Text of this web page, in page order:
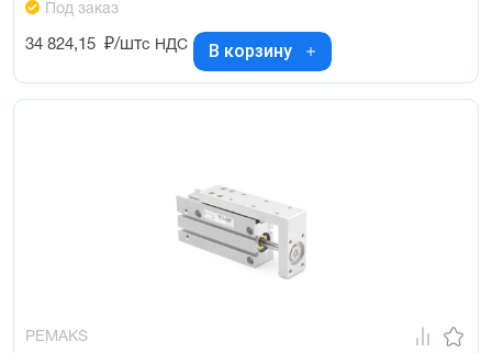
Под заказ
34 824,15 ₽/штс НДС В корзину
PEMAKS